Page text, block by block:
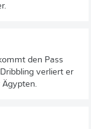
den Pass
verliert er
Ägypten.